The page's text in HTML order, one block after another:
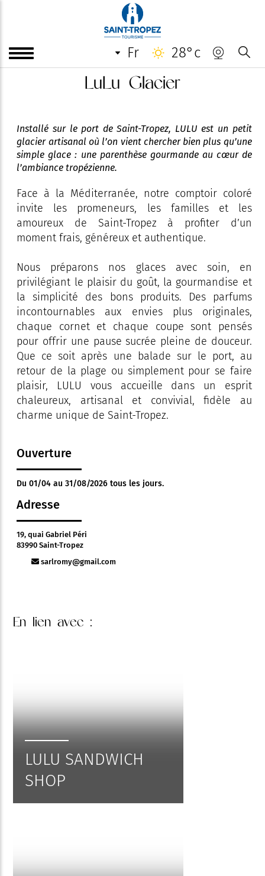
fr 28°c
LuLu Glacier
Installé sur le port de Saint-Tropez, LULU est un petit
glacier artisanal où l’on vient chercher bien plus qu’une
simple glace : une parenthèse gourmande au cœur de
l’ambiance tropézienne.
Face à la Méditerranée, notre comptoir coloré
invite les promeneurs, les familles et les
amoureux de Saint-Tropez à profiter d’un
moment frais, généreux et authentique.
Nous préparons nos glaces avec soin, en
privilégiant le plaisir du goût, la gourmandise et
la simplicité des bons produits. Des parfums
incontournables aux envies plus originales,
chaque cornet et chaque coupe sont pensés
pour offrir une pause sucrée pleine de douceur.
Que ce soit après une balade sur le port, au
retour de la plage ou simplement pour se faire
plaisir, LULU vous accueille dans un esprit
chaleureux, artisanal et convivial, fidèle au
charme unique de Saint-Tropez.
Ouverture
Du 01/04 au 31/08/2026 tous les jours.
Adresse
19, quai Gabriel Péri
83990 Saint-Tropez
sarlromy@gmail.com
En lien avec :
LULU SANDWICH
SHOP